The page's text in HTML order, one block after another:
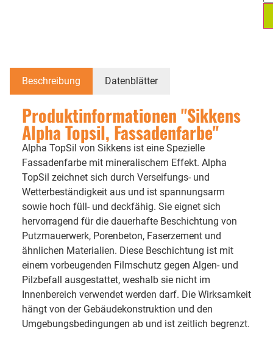
Beschreibung Datenblätter
Produktinformationen "Sikkens
Alpha Topsil, Fassadenfarbe"
Alpha TopSil von Sikkens ist eine Spezielle
Fassadenfarbe mit mineralischem Effekt. Alpha
TopSil zeichnet sich durch Verseifungs- und
Wetterbeständigkeit aus und ist spannungsarm
sowie hoch füll- und deckfähig. Sie eignet sich
hervorragend für die dauerhafte Beschichtung von
Putzmauerwerk, Porenbeton, Faserzement und
ähnlichen Materialien. Diese Beschichtung ist mit
einem vorbeugenden Filmschutz gegen Algen- und
Pilzbefall ausgestattet, weshalb sie nicht im
Innenbereich verwendet werden darf. Die Wirksamkeit
hängt von der Gebäudekonstruktion und den
Umgebungsbedingungen ab und ist zeitlich begrenzt.